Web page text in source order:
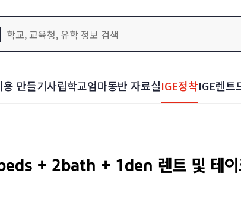
만들기사립학교엄마동반 자료실IGE정착IGE렌트
+ 2bath + 1den 렌트 및 테이